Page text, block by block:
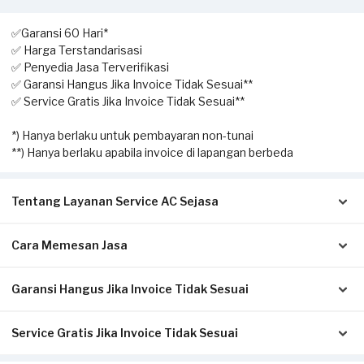
✅Garansi 60 Hari*
✅ Harga Terstandarisasi
✅ Penyedia Jasa Terverifikasi
✅ Garansi Hangus Jika Invoice Tidak Sesuai**
✅ Service Gratis Jika Invoice Tidak Sesuai**
*) Hanya berlaku untuk pembayaran non-tunai
**) Hanya berlaku apabila invoice di lapangan berbeda
Tentang Layanan Service AC Sejasa
Solusi terbaik untuk Anda yang membutuhkan jasa
service ini, Anda dapat memesan kapan saja sesuai dengan
Cara Memesan Jasa
Isi form sesuai detail kebutuhan Anda.
Klik Pesan Sekarang untuk memproses pesanan.
Garansi Hangus Jika Invoice Tidak Sesuai
Pastikan kwitansi/invoice yang diterbitkan dari Sejasa sesuai
Service Gratis Jika Invoice Tidak Sesuai